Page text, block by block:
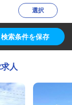
選択
検索条件を保存
人